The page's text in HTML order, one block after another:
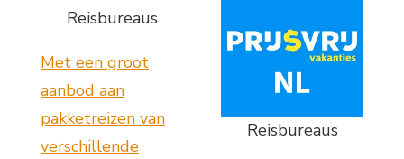
Reisbureaus
Met een groot
aanbod aan
pakketreizen van
verschillende
Reisbureaus